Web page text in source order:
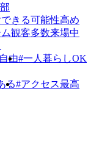
きる可能性高め
観客多数来場中
由#一人暮らしOK
る#アクセス最高